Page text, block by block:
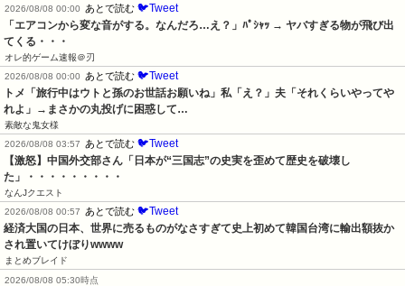
2026/08/08 00:00
あとで読む 🐦Tweet
「エアコンから変な音がする。なんだろ…え？」ﾊﾟｼｬｯ → ヤバすぎる物が飛び出
てくる・・・
オレ的ゲーム速報＠刃
2026/08/08 00:00
あとで読む 🐦Tweet
トメ「旅行中はウトと孫のお世話お願いね」私「え？」夫「それくらいやってや
れよ」→まさかの丸投げに困惑して…
素敵な鬼女様
2026/08/08 03:57
あとで読む 🐦Tweet
【激怒】中国外交部さん「日本が“三国志”の史実を歪めて歴史を破壊し
た」・・・・・・・・・
なんJクエスト
2026/08/08 00:57
あとで読む 🐦Tweet
経済大国の日本、世界に売るものがなさすぎて史上初めて韓国台湾に輸出額抜か
され置いてけぼりwwww
まとめブレイド
2026/08/08 05:30時点